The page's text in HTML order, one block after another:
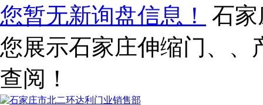
您暂无新询盘信息！
石
您展示石家庄伸缩门、、
查阅！